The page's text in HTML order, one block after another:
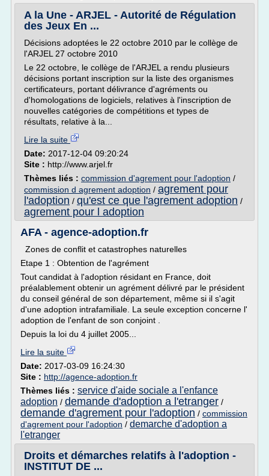
A la Une - ARJEL - Autorité de Régulation
des Jeux En ...
Décisions adoptées le 22 octobre 2010 par le collège de
l'ARJEL 27 octobre 2010
Le 22 octobre, le collège de l'ARJEL a rendu plusieurs
décisions portant inscription sur la liste des organismes
certificateurs, portant délivrance d'agréments ou
d'homologations de logiciels, relatives à l'inscription de
nouvelles catégories de compétitions et types de
résultats, relative à la...
Lire la suite
Date: 2017-12-04 09:20:24
Site : http://www.arjel.fr
Thèmes liés : commission d'agrement pour l'adoption /
commission d agrement adoption / agrement pour
l'adoption / qu'est ce que l'agrement adoption /
agrement pour l adoption
AFA - agence-adoption.fr
Zones de conflit et catastrophes naturelles
Etape 1 : Obtention de l'agrément
Tout candidat à l'adoption résidant en France, doit
préalablement obtenir un agrément délivré par le président
du conseil général de son département, même si il s'agit
d'une adoption intrafamiliale. La seule exception concerne l'
adoption de l'enfant de son conjoint .
Depuis la loi du 4 juillet 2005...
Lire la suite
Date: 2017-03-09 16:24:30
Site : http://agence-adoption.fr
Thèmes liés : service d'aide sociale a l'enfance
adoption / demande d'adoption a l'etranger /
demande d'agrement pour l'adoption / commission
d'agrement pour l'adoption / demarche d'adoption a
l'etranger
Droits et démarches relatifs à l'adoption -
INSTITUT DE ...